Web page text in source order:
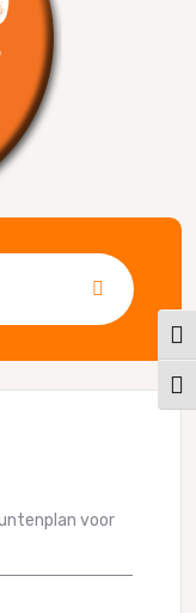
voor